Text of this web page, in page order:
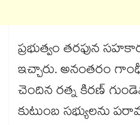
ప్రభుత్వం తరఫున
ఇచ్చారు. అనంతరం
చెందిన రత్న కిరణ్
కుటుంబ సభ్యులను